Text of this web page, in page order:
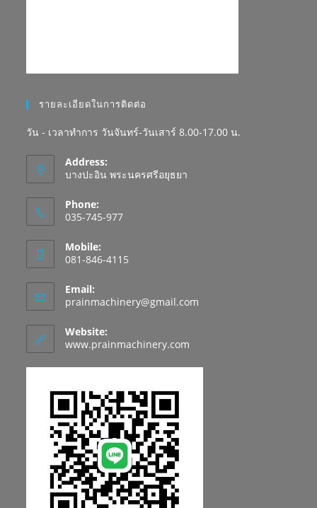
รายละเอียดในการติดต่อ
วัน - เวลาทำการ วันจันทร์-วันเสาร์ 8.00-17.00 น.
Address:
บางปะอิน พระนครศรีอยุธยา
Phone:
035-745-977
Mobile:
081-846-4115
Email:
prainmachinery@gmail.com
Website:
www.prainmachinery.com